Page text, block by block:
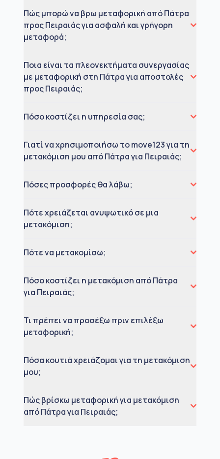
Πώς μπορώ να βρω μεταφορική από Πάτρα
προς Πειραιάς για ασφαλή και γρήγορη
μεταφορά;
Ποια είναι τα πλεονεκτήματα συνεργασίας
με μεταφορική στη Πάτρα για αποστολές
προς Πειραιάς;
Πόσο κοστίζει η υπηρεσία σας;
Γιατί να χρησιμοποιήσω το move123 για τη
μετακόμιση μου από Πάτρα για Πειραιάς;
Πόσες προσφορές θα λάβω;
Πότε χρειάζεται ανυψωτικό σε μια
μετακόμιση;
Πότε να μετακομίσω;
Πόσο κοστίζει η μετακόμιση από Πάτρα
για Πειραιάς;
Τι πρέπει να προσέξω πριν επιλέξω
μεταφορική;
Πόσα κουτιά χρειάζομαι για τη μετακόμιση
μου;
Πώς βρίσκω μεταφορική για μετακόμιση
από Πάτρα για Πειραιάς;